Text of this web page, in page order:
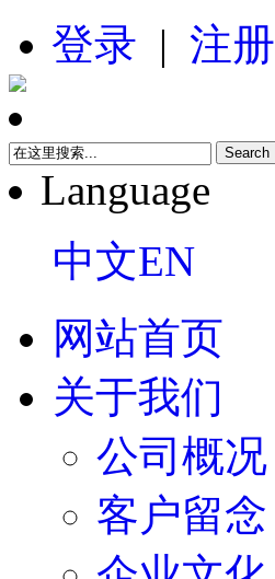
登录 | 注册
Language
中文EN
网站首页
关于我们
公司概况
客户留念